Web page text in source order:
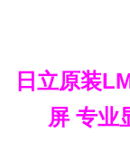
日立原装
屏 专业